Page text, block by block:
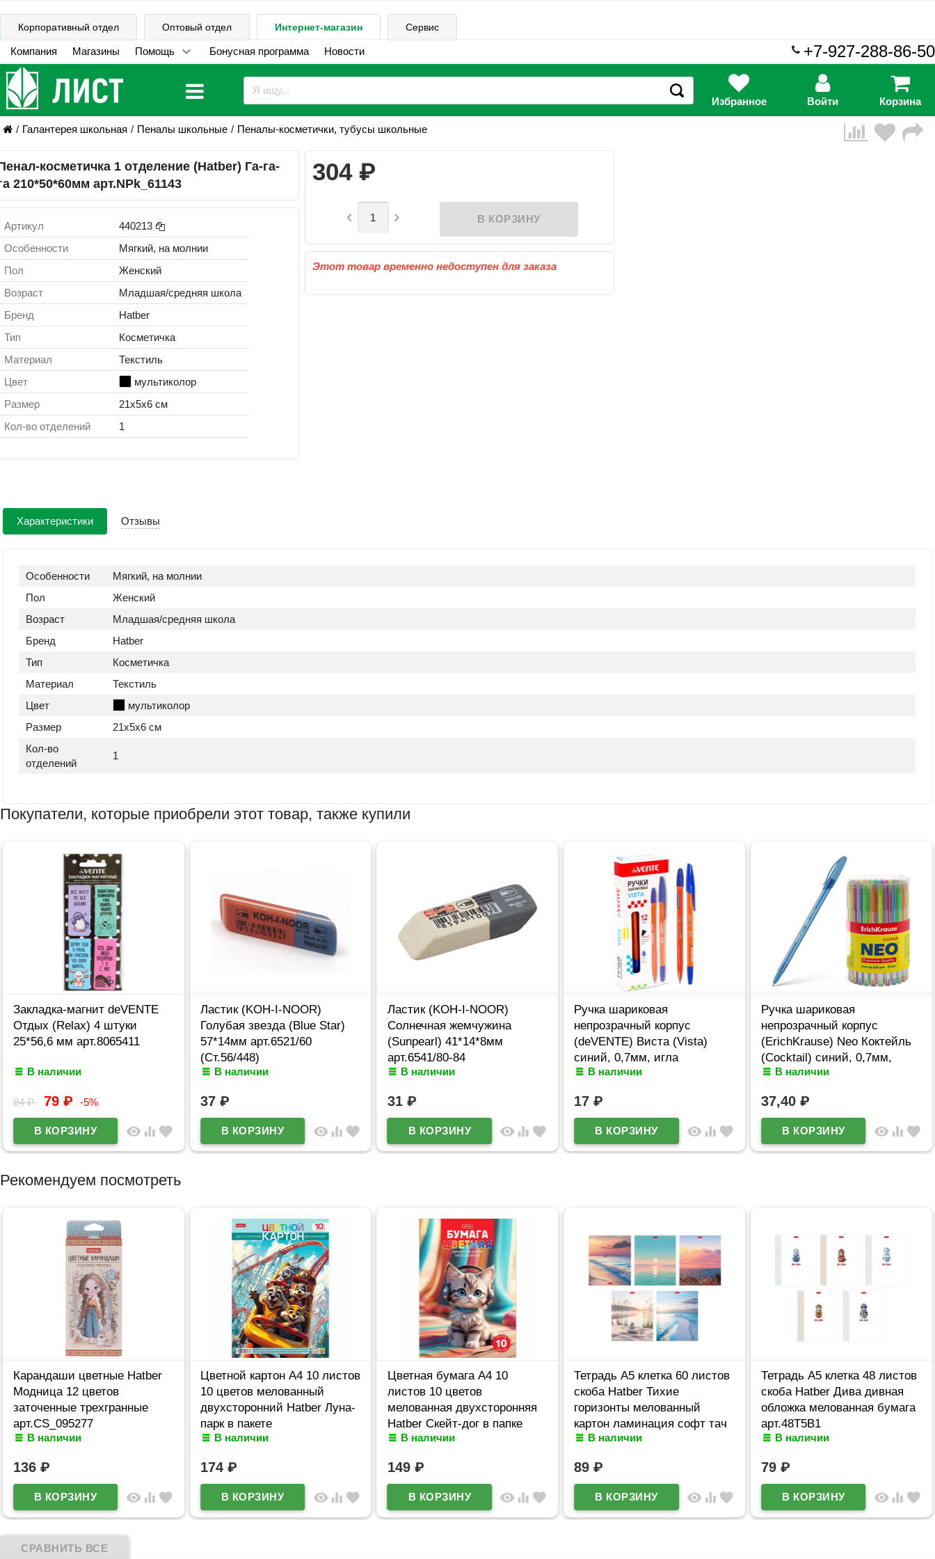
Корпоративный отдел Оптовый отдел Интернет-магазин Сервис
Компания Магазины Помощь Бонусная программа Новости +7-927-288-86-50
Избранное Войти Корзина
Галантерея школьная Пеналы школьные Пеналы-косметички, тубусы школьные
косметичка 1 отделение (Hatber) Га-га-
210*50*60мм арт.NPk_61143
Артикул
440213
Особенности
Мягкий, на молнии
Пол
Женский
Возраст
Младшая/средняя школа
Бренд
Hatber
Тип
Косметичка
Материал
Текстиль
Цвет
мультиколор
Размер
21х5х6 см
Кол-во отделений
1
304 ₽
 
Этот товар временно недоступен для заказа
Характеристики Отзывы
Особенности
Мягкий, на молнии
Пол
Женский
Возраст
Младшая/средняя школа
Бренд
Hatber
Тип
Косметичка
Материал
Текстиль
Цвет
мультиколор
Размер
21х5х6 см
Кол-во
отделений
1
Покупатели, которые приобрели этот товар, также купили
Закладка-магнит deVENTE
Отдых (Relax) 4 штуки
25*56,6 мм арт.8065411
В наличии
84₽ 79 ₽ -5%
visibility equalizer favorite
Ластик (KOH-I-NOOR)
Голубая звезда (Blue Star)
57*14мм арт.6521/60
(Ст.56/448)
В наличии
37 ₽
visibility equalizer favorite
Ластик (KOH-I-NOOR)
Солнечная жемчужина
(Sunpearl) 41*14*8мм
арт.6541/80-84
В наличии
31 ₽
visibility equalizer favorite
Ручка шариковая
непрозрачный корпус
(deVENTE) Виста (Vista)
синий, 0,7мм, игла
арт.5073328
В наличии
17₽
visibility equalizer favorite
Ручка шариковая
непрозрачный корпус
(ErichKrause) Neo Коктейль
(Cocktail) синий, 0,7мм,
игла, одноразовая
В наличии
37,40₽
visibility equalizer favorite
Рекомендуем посмотреть
Карандаши цветные Hatber
Модница 12 цветов
заточенные трехгранные
арт.CS_095277
В наличии
136 ₽
visibility equalizer favorite
Цветной картон А4 10 листов
10 цветов мелованный
двухсторонний Hatber Луна-
парк в пакете
арт.10Кц4_36116
В наличии
174 ₽
visibility equalizer favorite
Цветная бумага А4 10
листов 10 цветов
мелованная двухсторонняя
Hatber Скейт-дог в папке
арт.10Бц4м_36610
В наличии
149 ₽
visibility equalizer favorite
Тетрадь А5 клетка 60 листов
скоба Hatber Тихие
горизонты мелованный
картон ламинация софт тач
арт.60Т5В1
В наличии
89₽
visibility equalizer favorite
Тетрадь А5 клетка 48 листов
скоба Hatber Дива дивная
обложка мелованная бумага
арт.48Т5В1
В наличии
79₽
visibility equalizer favorite